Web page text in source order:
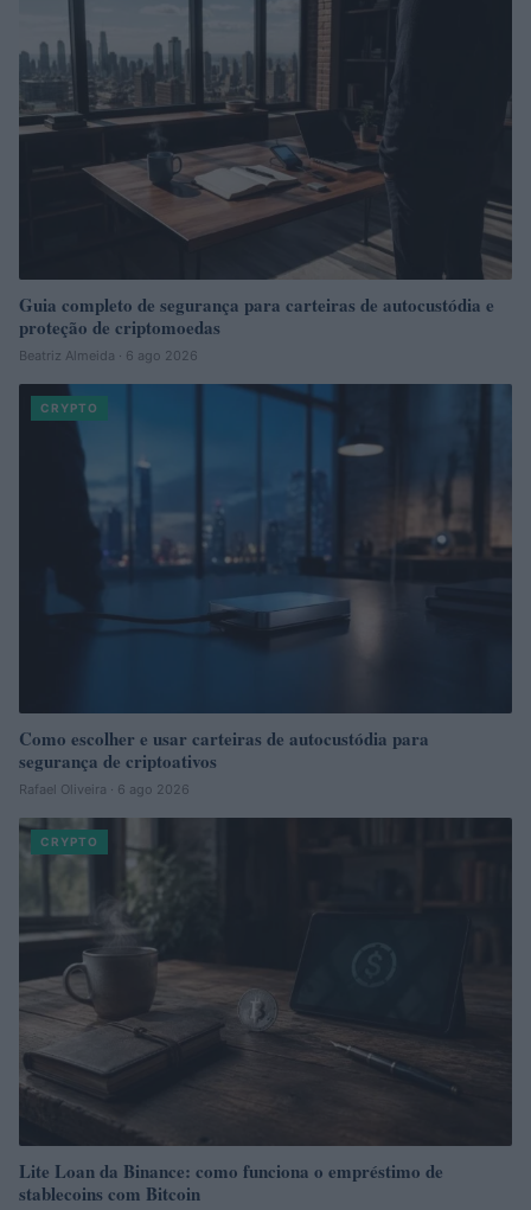
Guia completo de segurança para carteiras de autocustódia e
proteção de criptomoedas
Beatriz Almeida · 6 ago 2026
CRYPTO
Como escolher e usar carteiras de autocustódia para
segurança de criptoativos
Rafael Oliveira · 6 ago 2026
CRYPTO
Lite Loan da Binance: como funciona o empréstimo de
stablecoins com Bitcoin